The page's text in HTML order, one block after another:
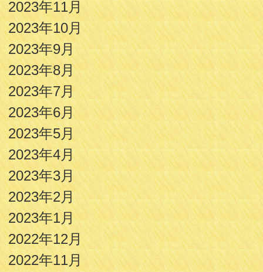
2023年11月
2023年10月
2023年9月
2023年8月
2023年7月
2023年6月
2023年5月
2023年4月
2023年3月
2023年2月
2023年1月
2022年12月
2022年11月